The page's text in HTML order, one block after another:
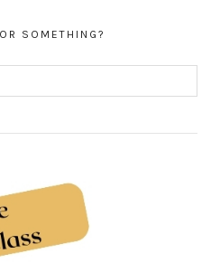
SOMETHING?